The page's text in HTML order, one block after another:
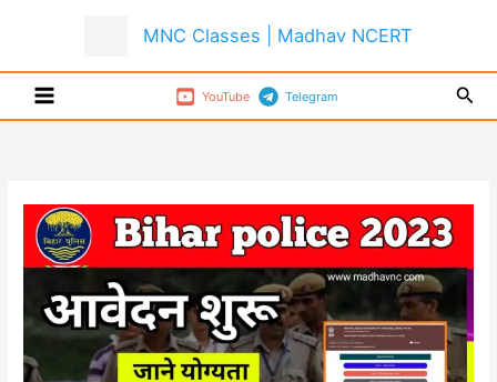
MNC Classes | Madhav NCERT
YouTube Telegram